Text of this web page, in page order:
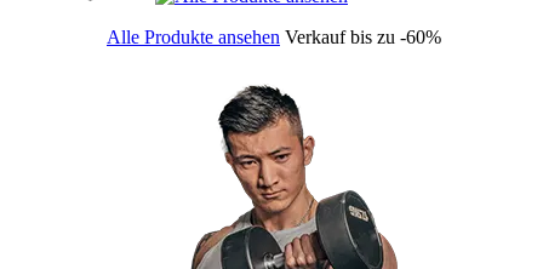
Alle Produkte ansehen Verkauf bis zu -60%